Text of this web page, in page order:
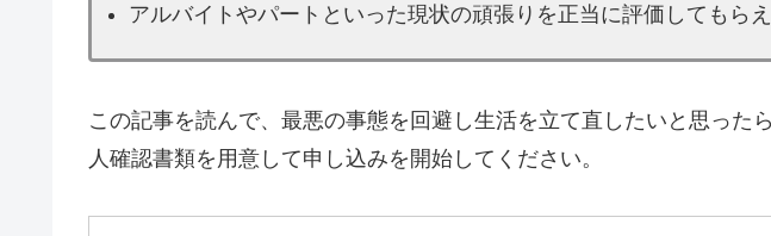
アルバイトやパートといった現状の頑張りを正当に評価してもら
この記事を読んで、最悪の事態を回避し生活を立て直したいと思った
人確認書類を用意して申し込みを開始してください。